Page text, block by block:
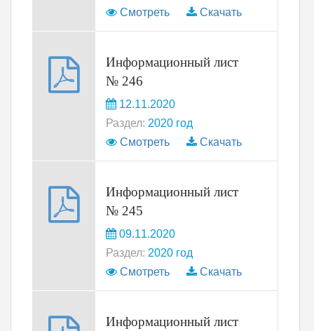
Смотреть
Скачать
Информационный лист
№ 246
12.11.2020
Раздел: 2020 год
Смотреть
Скачать
Информационный лист
№ 245
09.11.2020
Раздел: 2020 год
Смотреть
Скачать
Информационный лист